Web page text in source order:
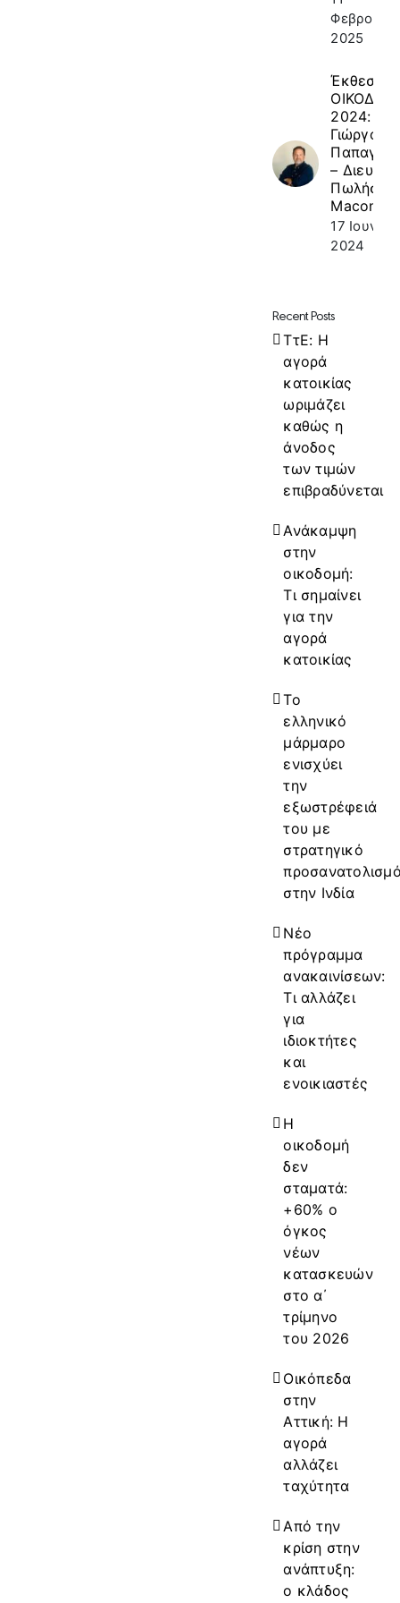
2025
Έκθεση
2024: κ.
Γιώργος
–
Macon
17
2024
Recent Posts
ΤτΕ: Η
αγορά
κατοικίας
ωριμάζει
καθώς η
άνοδος
των τιμών
επιβραδύνεται
Ανάκαμψη
στην
οικοδομή:
Τι σημαίνει
για την
αγορά
κατοικίας
Το
ελληνικό
μάρμαρο
ενισχύει
την
εξωστρέφειά
του με
στρατηγικό
στην Ινδία
Νέο
πρόγραμμα
ανακαινίσεων:
Τι αλλάζει
για
ιδιοκτήτες
και
ενοικιαστές
Η
οικοδομή
δεν
σταματά:
+60% ο
όγκος
νέων
κατασκευών
στο α΄
τρίμηνο
του 2026
Οικόπεδα
στην
Αττική: Η
αγορά
αλλάζει
ταχύτητα
Από την
κρίση στην
ανάπτυξη:
ο κλάδος